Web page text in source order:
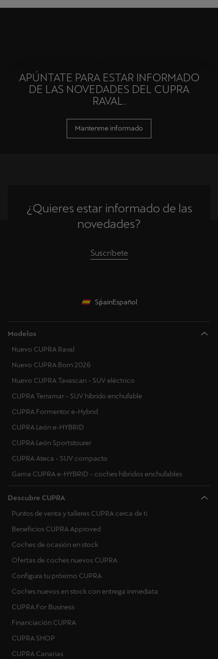
APÚNTATE PARA ESTAR INFORMADO
DE LAS NOVEDADES DEL CUPRA
RAVAL.
Mantenme informado
¿Quieres estar informado de las
novedades?
Suscríbete
SpainEspañol
Modelos
Nuevo CUPRA Raval
Nuevo CUPRA Born 2026
Nuevo CUPRA Tavascan - SUV eléctrico
CUPRA Terramar - SUV híbrido enchufable
CUPRA Formentor e-Hybrid
CUPRA León e-HYBRID
CUPRA León Sportstourer
CUPRA Ateca - SUV compacto
Gama CUPRA e-HYBRID - coches híbridos enchufables
Descubre CUPRA
Puntos de venta y talleres CUPRA cerca de ti
Beneficios CUPRA Approved
Coches de ocasión en stock
Ofertas de coches nuevos CUPRA
Configura tu próximo CUPRA
Coches nuevos en stock con entrega inmediata
CUPRA For Business
Financiación CUPRA
CUPRA SHOP
CUPRA Canarias